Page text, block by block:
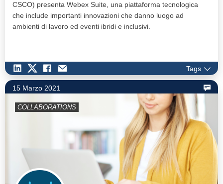
CSCO) presenta Webex Suite, una piattaforma tecnologica
che include importanti innovazioni che danno luogo ad
ambienti di lavoro ed eventi ibridi e inclusivi.
Tags
15 Marzo 2021
COLLABORATIONS